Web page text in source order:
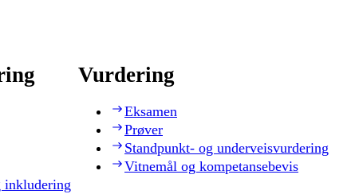
inkludering
Vurdering
Eksamen
Prøver
Standpunkt- og underveisvurdering
Vitnemål og kompetansebevis